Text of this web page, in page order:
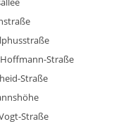
Straße
Straße
Straße